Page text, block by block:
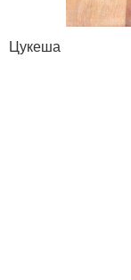
Цукеша